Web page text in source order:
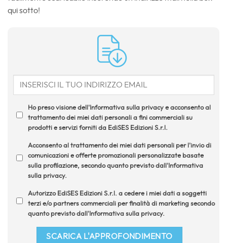
qui sotto!
Ho preso visione dell'Informativa sulla privacy e acconsento al
trattamento dei miei dati personali a fini commerciali su
prodotti e servizi forniti da EdiSES Edizioni S.r.l.
Acconsento al trattamento dei miei dati personali per l'invio di
comunicazioni e offerte promozionali personalizzate basate
sulla profilazione, secondo quanto previsto dall'Informativa
sulla privacy.
Autorizzo EdiSES Edizioni S.r.l. a cedere i miei dati a soggetti
terzi e/o partners commerciali per finalità di marketing secondo
quanto previsto dall'Informativa sulla privacy.